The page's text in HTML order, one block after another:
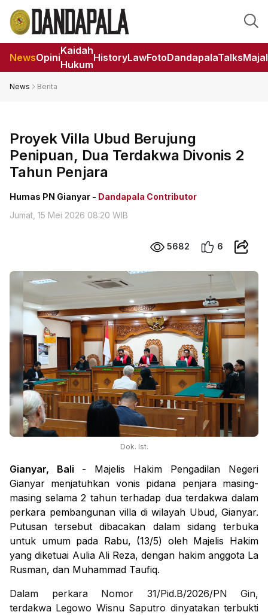
NewsOpini
Kaidah
Hukum
HistoryLawFotoDandapalaTalks
News Berita
Proyek Villa Ubud Berujung
Penipuan, Dua Terdakwa Divonis 2
Tahun Penjara
Humas PN Gianyar - Dandapala Contributor
Jumat, 15 Mei 2026 08:20 WIB
5682 6
Dok. Ist.
Gianyar, Bali - Majelis Hakim Pengadilan Negeri
Gianyar menjatuhkan vonis pidana penjara masing-
masing selama 2 tahun terhadap dua terdakwa dalam
perkara pembangunan villa di wilayah Ubud, Gianyar.
Putusan tersebut dibacakan dalam sidang terbuka
untuk umum pada Rabu, (13/5) oleh Majelis Hakim
yang diketuai Aulia Ali Reza, dengan hakim anggota La
Rusman, dan Muhammad Taufiq.
Dalam perkara Nomor 31/Pid.B/2026/PN Gin,
terdakwa Legowo Wisnu Saputro dinyatakan terbukti